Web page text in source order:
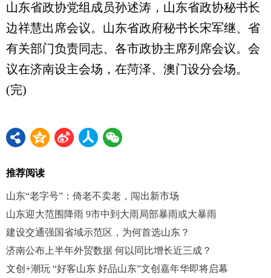
山东省政协党组成员孙述涛，山东省政协秘书长
边祥慧出席会议。山东省政府秘书长宋军继、省
有关部门负责同志、各市政协主席列席会议。会
议在济南设主会场，在菏泽、澳门设分会场。
(完)
推荐阅读
山东“老字号”：倚老不卖老，闯出新市场
山东迎大范围降雨 9市中到大雨局部暴雨或大暴雨
建设交通强国省域示范区，为何首选山东？
济南公布上半年外贸数据 何以同比增长近三成？
文创+潮玩 “好客山东 好品山东”文创嘉年华即将启幕